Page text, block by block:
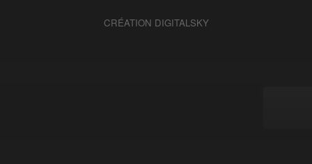
CRÉATION DIGITALSKY